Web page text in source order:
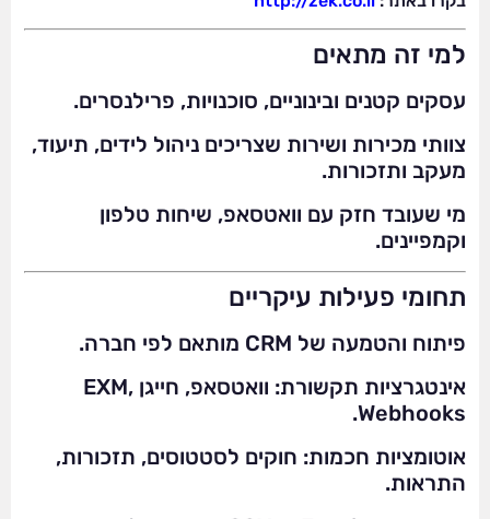
למי זה מתאים
עסקים קטנים ובינוניים, סוכנויות, פרילנסרים.
צוותי מכירות ושירות שצריכים ניהול לידים, תיעוד,
מעקב ותזכורות.
מי שעובד חזק עם וואטסאפ, שיחות טלפון
וקמפיינים.
תחומי פעילות עיקריים
פיתוח והטמעה של CRM מותאם לפי חברה.
אינטגרציות תקשורת: וואטסאפ, חייגן EXM,
Webhooks.
אוטומציות חכמות: חוקים לסטטוסים, תזכורות,
התראות.